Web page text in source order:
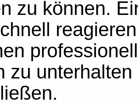
zu können.
zu